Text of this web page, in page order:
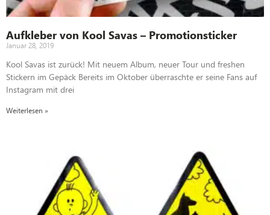
Aufkleber von Kool Savas – Promotionsticker
Januar 28, 2019
Kool Savas ist zurück! Mit neuem Album, neuer Tour und freshen
Stickern im Gepäck Bereits im Oktober überraschte er seine Fans auf
Instagram mit drei
Weiterlesen »